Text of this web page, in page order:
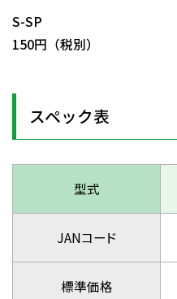
S-SP
150円（税別）
スペック表
型式
JANコード
標準価格